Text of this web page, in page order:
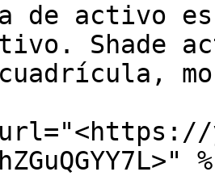
de activo
Shade